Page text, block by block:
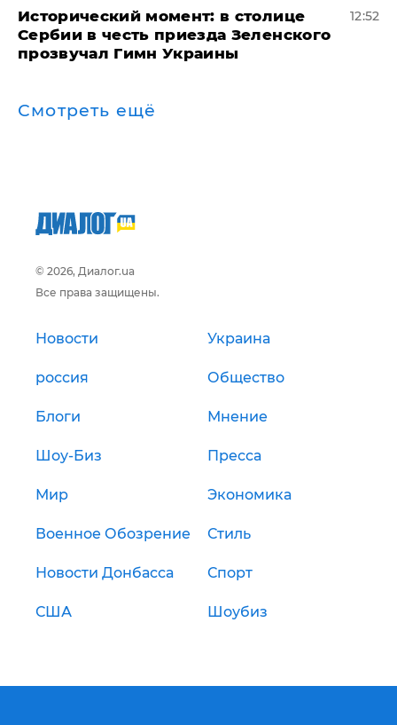
Исторический момент: в столице
Сербии в честь приезда Зеленского
прозвучал Гимн Украины
12:52
Смотреть ещё
© 2026, Диалог.ua
Все права защищены.
Новости Украина
россия Общество
Блоги Мнение
Шоу-Биз Пресса
Мир Экономика
Военное Обозрение Стиль
Новости Донбасса Спорт
США Шоубиз